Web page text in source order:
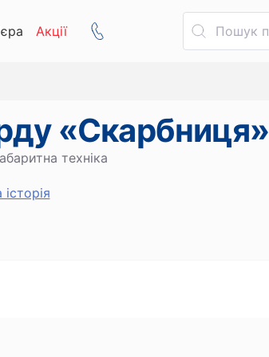
Акції
«Скарбниця»
техніка